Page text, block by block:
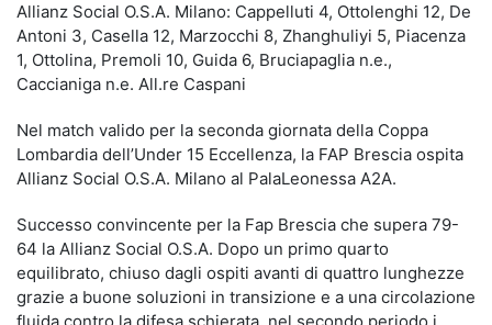
Allianz Social O.S.A. Milano: Cappelluti 4, Ottolenghi 12, De
Antoni 3, Casella 12, Marzocchi 8, Zhanghuliyi 5, Piacenza
1, Ottolina, Premoli 10, Guida 6, Bruciapaglia n.e.,
Caccianiga n.e. All.re Caspani
Nel match valido per la seconda giornata della Coppa
Lombardia dell’Under 15 Eccellenza, la FAP Brescia ospita
Allianz Social O.S.A. Milano al PalaLeonessa A2A.
Successo convincente per la Fap Brescia che supera 79-
64 la Allianz Social O.S.A. Dopo un primo quarto
equilibrato, chiuso dagli ospiti avanti di quattro lunghezze
grazie a buone soluzioni in transizione e a una circolazione